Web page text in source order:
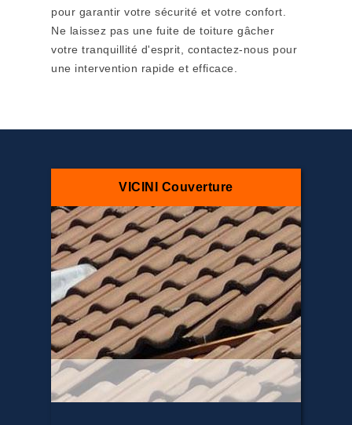
pour garantir votre sécurité et votre confort.
Ne laissez pas une fuite de toiture gâcher
votre tranquillité d'esprit, contactez-nous pour
une intervention rapide et efficace.
VICINI Couverture